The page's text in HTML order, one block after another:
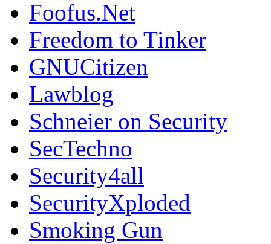
Foofus.Net
Freedom to Tinker
GNUCitizen
Lawblog
Schneier on Security
SecTechno
Security4all
SecurityXploded
Smoking Gun